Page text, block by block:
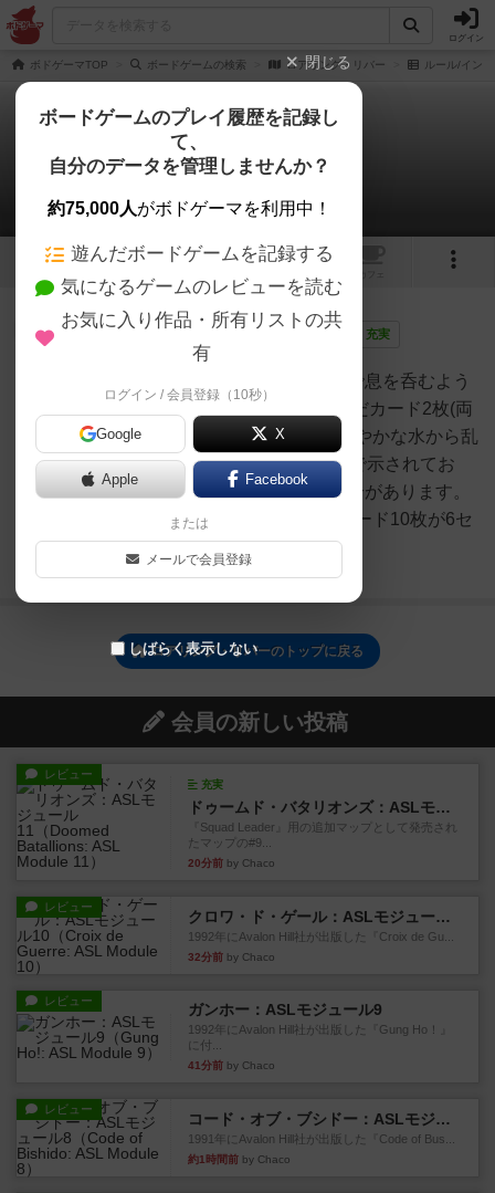
ログイン
ボドゲーマTOP ボードゲームの検索 ロアリング・リバー ルール/イン
ロアリング・リバー
1件のルール/インスト
1
96名 0 画像 充実
轟音を上げる川の荒々しい水域で息を呑むよう
な冒険の準備をしましょう!いかだカード2枚(両
面)川カード40枚川カードは、穏やかな水から乱
流までさまざまで、💧1から💧4で示されてお
り、地形の特徴や動物がある場合があります。
パドルカード60枚(同じ内容のカード10枚が6セ
ット)モ...
ロアリング・リバーのトップに戻る
会員の新しい投稿
レビュー
充実
ドゥームド・バタリオンズ：ASLモジュール11
『Squad Leader』用の追加マップとして発売され
たマップの#9...
20分前 by Chaco
レビュー
クロワ・ド・ゲール：ASLモジュール10
1992年にAvalon Hill社が出版した『Croix de Gu...
32分前 by Chaco
レビュー ガンホー：ASLモジュール9
1992年にAvalon Hill社が出版した『Gung Ho！』
に付...
41分前 by Chaco
レビュー
コード・オブ・ブシドー：ASLモジュール8
1991年にAvalon Hill社が出版した『Code of Bus...
約1時間前 by Chaco
閉じる
ボードゲームのプレイ履歴を記録し
て、
自分のデータを管理しませんか？
約75,000人がボドゲーマを利用中！
遊んだボードゲームを記録する
気になるゲームのレビューを読む
お気に入り作品・所有リストの共
有
ログイン / 会員登録（10秒）
Google X
Apple Facebook
または
メールで会員登録
しばらく表示しない